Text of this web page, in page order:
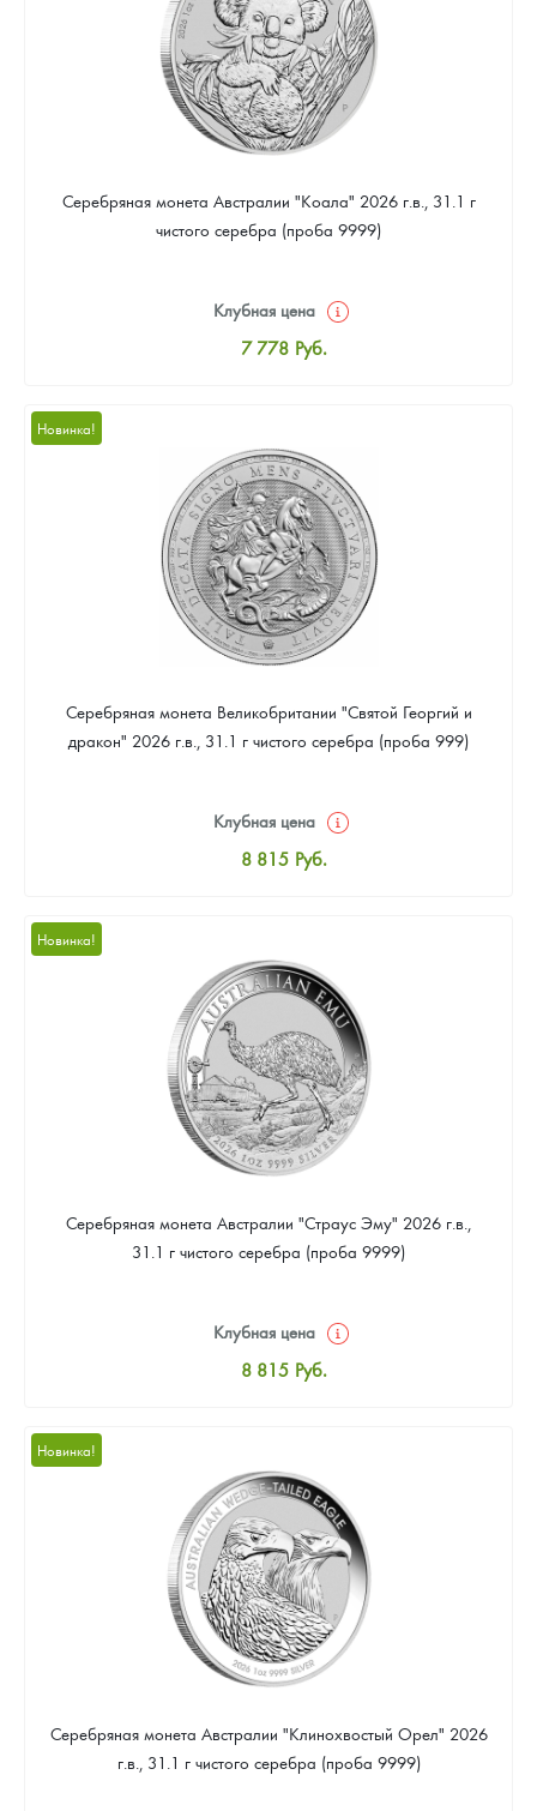
Серебряная монета Австралии "Коала" 2026 г.в., 31.1 г
чистого серебра (проба 9999)
Клубная цена
7 778 Руб.
Цена выкупа
Звоните
Новинка!
Серебряная монета Великобритании "Святой Георгий и
дракон" 2026 г.в., 31.1 г чистого серебра (проба 999)
Клубная цена
8 815 Руб.
Цена выкупа
Звоните
Новинка!
Серебряная монета Австралии "Страус Эму" 2026 г.в.,
31.1 г чистого серебра (проба 9999)
Клубная цена
8 815 Руб.
Цена выкупа
Звоните
Новинка!
Серебряная монета Австралии "Клинохвостый Орел" 2026
г.в., 31.1 г чистого серебра (проба 9999)